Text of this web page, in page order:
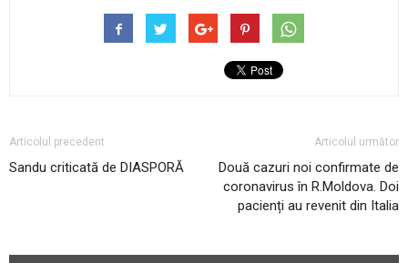
Articolul precedent
Sandu criticată de DIASPORĂ
Articolul următor
Două cazuri noi confirmate de
coronavirus în R.Moldova. Doi
pacienți au revenit din Italia